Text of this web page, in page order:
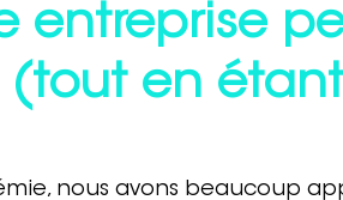
entreprise
en
nous avons beaucoup